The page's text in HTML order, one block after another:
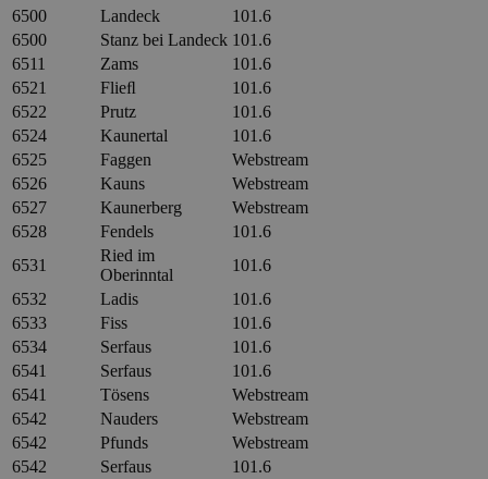
6500
Landeck
101.6
6500
Stanz bei Landeck 101.6
6511
Zams
101.6
6521
Flieﬂ
101.6
6522
Prutz
101.6
6524
Kaunertal
101.6
6525
Faggen
Webstream
6526
Kauns
Webstream
6527
Kaunerberg
Webstream
6528
Fendels
101.6
6531
Ried im
Oberinntal
101.6
6532
Ladis
101.6
6533
Fiss
101.6
6534
Serfaus
101.6
6541
Serfaus
101.6
6541
Tösens
Webstream
6542
Nauders
Webstream
6542
Pfunds
Webstream
6542
Serfaus
101.6